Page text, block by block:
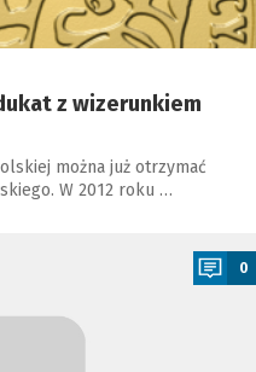
z wizerunkiem
można już otrzymać
W 2012 roku …
0